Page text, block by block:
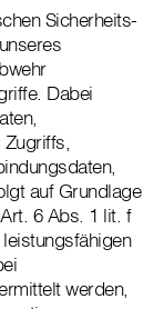
Sicherheits-
Dabei
auf Grundlage
6 Abs. 1 lit. f
werden,